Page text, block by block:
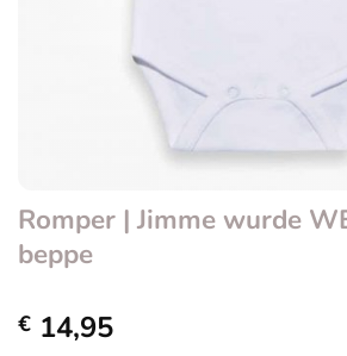
Romper | Jimme wurde
beppe
€ 14,95